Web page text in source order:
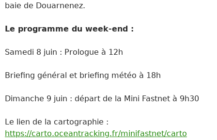
baie de Douarnenez.
Le programme du week-end :
Samedi 8 juin : Prologue à 12h
Briefing général et briefing météo à 18h
Dimanche 9 juin : départ de la Mini Fastnet à 9h30
Le lien de la cartographie :
https://carto.oceantracking.fr/minifastnet/carto